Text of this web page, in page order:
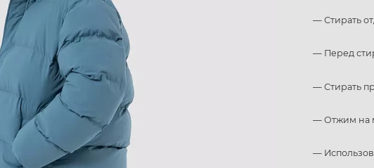
— Стирать
— Перед
— Стирать
— Отжим на
—